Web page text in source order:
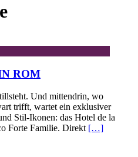
ROM
Und mittendrin, wo
trifft, wartet ein exklusiver
Stil-Ikonen: das Hotel de la
Forte Familie. Direkt […]